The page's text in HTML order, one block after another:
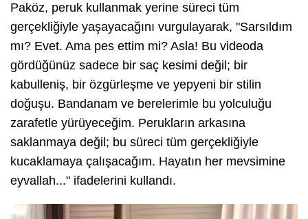
Paköz, peruk kullanmak yerine süreci tüm
gerçekliğiyle yaşayacağını vurgulayarak, "Sarsıldım
mı? Evet. Ama pes ettim mi? Asla! Bu videoda
gördüğünüz sadece bir saç kesimi değil; bir
kabulleniş, bir özgürleşme ve yepyeni bir stilin
doğuşu. Bandanam ve berelerimle bu yolculuğu
zarafetle yürüyeceğim. Perukların arkasına
saklanmaya değil; bu süreci tüm gerçekliğiyle
kucaklamaya çalışacağım. Hayatın her mevsimine
eyvallah..." ifadelerini kullandı.